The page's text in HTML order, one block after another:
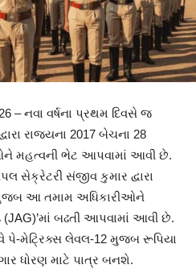
– નવા વર્ષના પ્રથમ દિવસે જ
રાજ્યના 2017 બેચના 28
મહત્વની ભેટ આપવામાં આવી છે.
સેક્રેટરી સંજીવ કુમાર દ્વારા
મુજબ આ તમામ અધિકારીઓને
(JAG)’માં બઢતી આપવામાં આવી છે.
પે-મેટ્રિક્સ લેવલ-12 મુજબ રૂપિયા
ધોરણ માટે પાત્ર બનશે.